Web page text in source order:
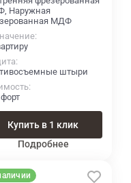
Наружная
МДФ
штыри
Купить в 1 клик
Подробнее